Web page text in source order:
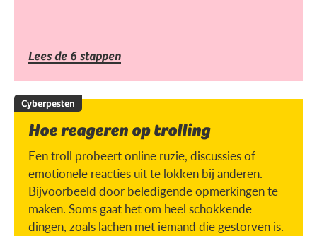
Lees de 6 stappen
Cyberpesten
Hoe reageren op trolling
Een troll probeert online ruzie, discussies of
emotionele reacties uit te lokken bij anderen.
Bijvoorbeeld door beledigende opmerkingen te
maken. Soms gaat het om heel schokkende
dingen, zoals lachen met iemand die gestorven is.